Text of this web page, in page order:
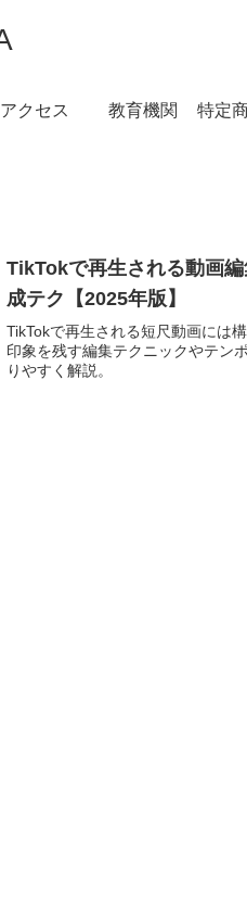
アクセス 教育機関
TikTokで再生される動画
成テク【2025年版】
TikTokで再生される短尺動画には
印象を残す編集テクニックやテン
りやすく解説。